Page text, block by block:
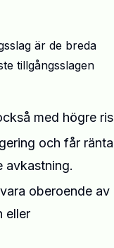
är de breda
tillgångsslagen
med högre
och får ränta
avkastning.
oberoende av
eller